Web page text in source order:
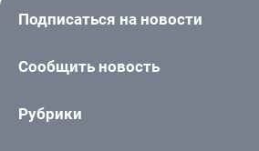
Подписаться на новости
Сообщить новость
Рубрики